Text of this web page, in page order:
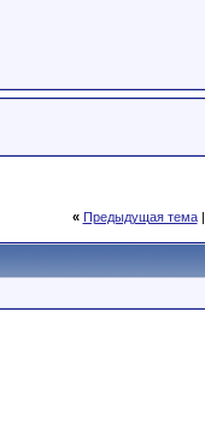
« Предыдущая тема|